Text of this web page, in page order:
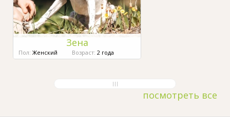
Зена
Пол: Женский Возраст: 2 года
посмотреть все